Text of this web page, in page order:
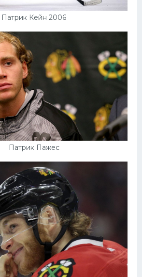
Патрик Кейн 2006
Патрик Пажес